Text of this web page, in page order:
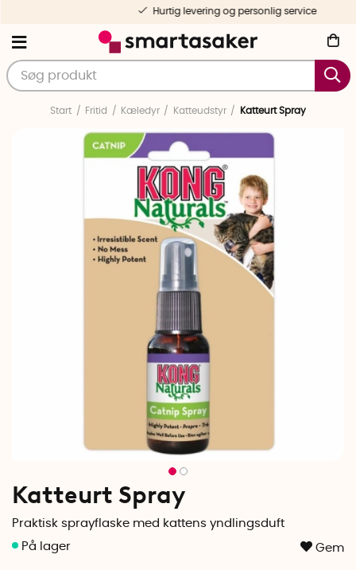
Hurtig levering og personlig service
Start Fritid Kæledyr Katteudstyr Katteurt Spray
Katteurt Spray
Praktisk sprayflaske med kattens yndlingsduft
Gem